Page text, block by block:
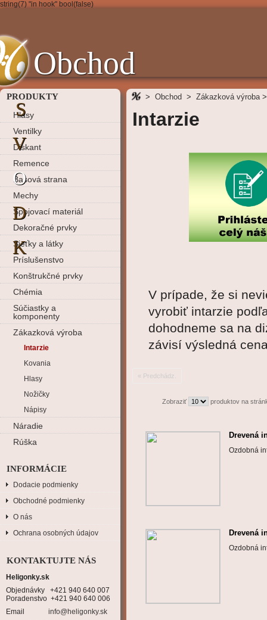
string(7) "in hook" bool(false)
Obchod
PRODUKTY
Hlasy
Ventilky
Diskant
Remence
Basová strana
Mechy
Spojovací materiál
Dekoračné prvky
Sieťky a látky
Príslušenstvo
Konštrukčné prvky
Chémia
Súčiastky a
komponenty
Zákazková výroba
Intarzie
Kovania
Hlasy
Nožičky
Nápisy
Náradie
Rúška
INFORMÁCIE
Dodacie podmienky
Obchodné podmienky
O nás
Ochrana osobných údajov
S
V
O
D
K
KONTAKTUJTE NÁS
Heligonky.sk
Objednávky   +421 940 640 007
Poradenstvo  +421 940 640 006
Email
info@heligonky.sk
> Obchod > Zákazková výroba >
Intarzie
V prípade, že si
vyrobiť intarzie
dohodneme sa na
závisí výsledná
« Predchádz.
Zobraziť produktov na
Drevená
Ozdobná
Drevená
Ozdobná